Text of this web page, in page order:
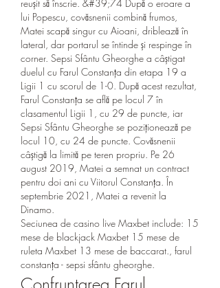
reușit să înscrie. &#39;74 După o eroare a
lui Popescu, covăsnenii combină frumos,
Matei scapă singur cu Aioani, driblează în
lateral, dar portarul se întinde și respinge în
corner. Sepsi Sfântu Gheorghe a câștigat
duelul cu Farul Constanța din etapa 19 a
Ligii 1 cu scorul de 1-0. După acest rezultat,
Farul Constanța se află pe locul 7 în
clasamentul Ligii 1, cu 29 de puncte, iar
Sepsi Sfântu Gheorghe se poziționează pe
locul 10, cu 24 de puncte. Covăsnenii
câștigă la limită pe teren propriu. Pe 26
august 2019, Matei a semnat un contract
pentru doi ani cu Viitorul Constanța. În
septembrie 2021, Matei a revenit la
Dinamo.
Seciunea de casino live Maxbet include: 15
mese de blackjack Maxbet 15 mese de
ruleta Maxbet 13 mese de baccarat., farul
constanța - sepsi sfântu gheorghe.
Confruntarea Farul